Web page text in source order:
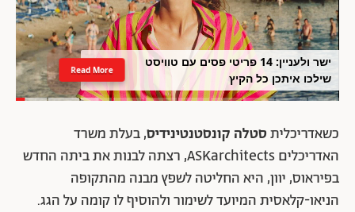
ישר ולעניין: 14 פריטי פסים עם טוויסט
שילכו איתכן כל הקיץ
Read More
כשאדריכליתסטלה קונסטנטינידיס, בעלת משרד
האדריכלים ASKarchitects, רצתה לבנות את ביתה החדש
בפיראוס, יוון, היא החליטה לשפץ מבנה מהתקופה
הניאו-קלאסית המיועד לשימור ולהוסיף לו קומה על הגג.